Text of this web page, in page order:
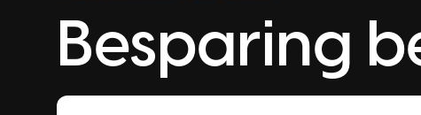
Producten
Besparing